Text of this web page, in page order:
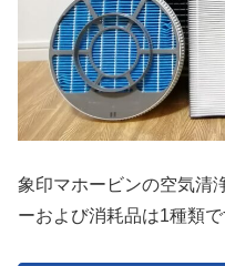
象印マホービンの空気清
ーおよび消耗品は1種類で